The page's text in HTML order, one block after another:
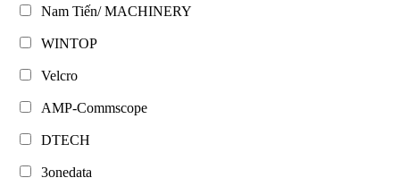
Nam Tiến/ MACHINERY
WINTOP
Velcro
AMP-Commscope
DTECH
3onedata